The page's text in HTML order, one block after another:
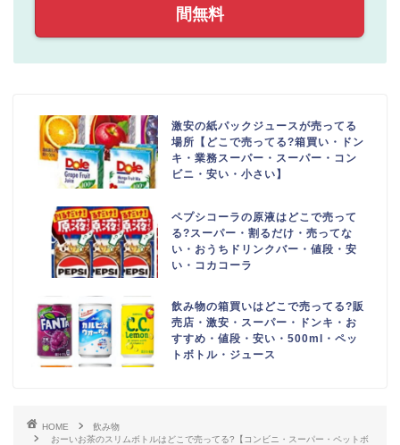
間無料
激安の紙パックジュースが売ってる
場所【どこで売ってる?箱買い・ドン
キ・業務スーパー・スーパー・コン
ビニ・安い・小さい】
ペプシコーラの原液はどこで売って
る?スーパー・割るだけ・売ってな
い・おうちドリンクバー・値段・安
い・コカコーラ
飲み物の箱買いはどこで売ってる?販
売店・激安・スーパー・ドンキ・お
すすめ・値段・安い・500ml・ペッ
トボトル・ジュース
HOME
飲み物
おーいお茶のスリムボトルはどこで売ってる?【コンビニ・スーパー・ペットボ